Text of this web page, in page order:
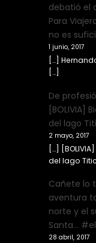
debatió el
Para
no es
1 junio, 2017
[…]
[…]
De
[BOLIVIA]
del lago
2 mayo, 2017
[…]
del lago
Cañete lo
aventura
norte y el
Santa…
28 abril, 2017